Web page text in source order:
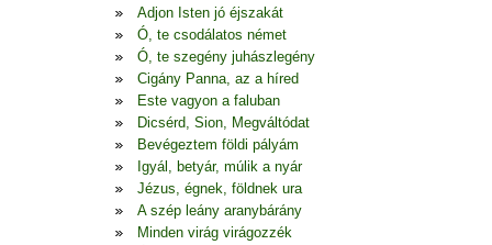
Adjon Isten jó éjszakát
Ó, te csodálatos német
Ó, te szegény juhászlegény
Cigány Panna, az a híred
Este vagyon a faluban
Dicsérd, Sion, Megváltódat
Bevégeztem földi pályám
Igyál, betyár, múlik a nyár
Jézus, égnek, földnek ura
A szép leány aranybárány
Minden virág virágozzék